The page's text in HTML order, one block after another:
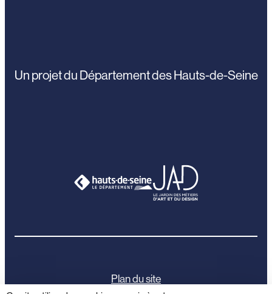
Un projet du Département des Hauts-de-Seine
Plan du site